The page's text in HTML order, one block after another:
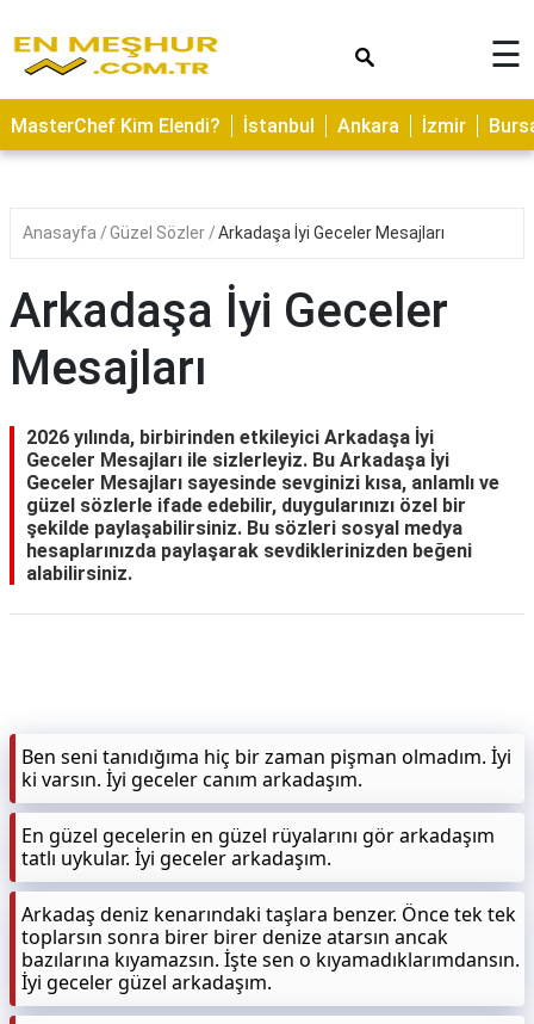
ASTROLOJİ
SAĞLIK
YERLER
BAKIMI
KAMP
ALANLARI
HAMİLELİK
KAPLICALAR
☰
MasterChef Kim Elendi? İstanbul Ankara İzmir
Anasayfa Güzel Sözler Arkadaşa İyi Geceler Mesajları
Arkadaşa İyi Geceler
Mesajları
2026 yılında, birbirinden etkileyici Arkadaşa İyi
Geceler Mesajları ile sizlerleyiz. Bu Arkadaşa İyi
Geceler Mesajları sayesinde sevginizi kısa, anlamlı ve
güzel sözlerle ifade edebilir, duygularınızı özel bir
şekilde paylaşabilirsiniz. Bu sözleri sosyal medya
hesaplarınızda paylaşarak sevdiklerinizden beğeni
alabilirsiniz.
Ben seni tanıdığıma hiç bir zaman pişman olmadım. İyi
ki varsın. İyi geceler canım arkadaşım.
En güzel gecelerin en güzel rüyalarını gör arkadaşım
tatlı uykular. İyi geceler arkadaşım.
Arkadaş deniz kenarındaki taşlara benzer. Önce tek tek
toplarsın sonra birer birer denize atarsın ancak
bazılarına kıyamazsın. İşte sen o kıyamadıklarımdansın.
İyi geceler güzel arkadaşım.